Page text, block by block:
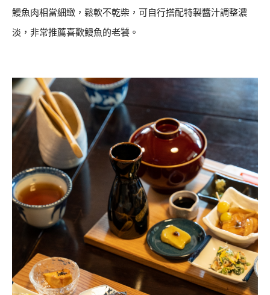
鰻魚肉相當細緻，鬆軟不乾柴，可自行搭配特製醬汁調整濃
淡，非常推薦喜歡鰻魚的老饕。